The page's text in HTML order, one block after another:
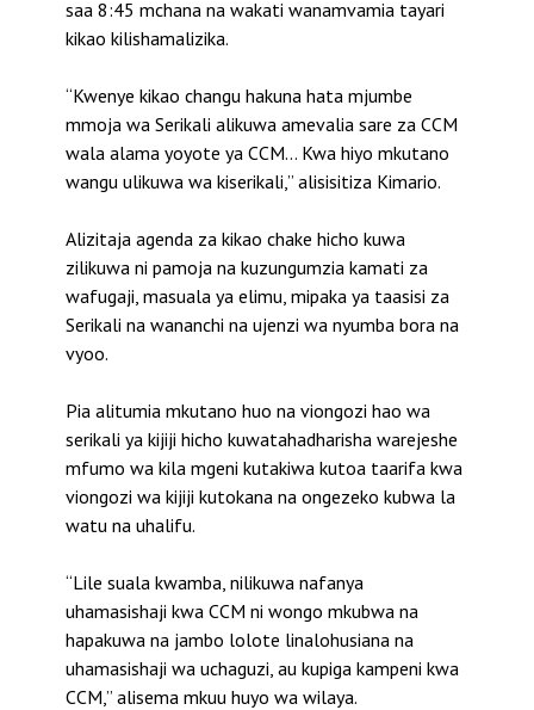
saa 8:45 mchana na wakati wanamvamia tayari
kikao kilishamalizika.
“Kwenye kikao changu hakuna hata mjumbe
mmoja wa Serikali alikuwa amevalia sare za CCM
wala alama yoyote ya CCM… Kwa hiyo mkutano
wangu ulikuwa wa kiserikali,” alisisitiza Kimario.
Alizitaja agenda za kikao chake hicho kuwa
zilikuwa ni pamoja na kuzungumzia kamati za
wafugaji, masuala ya elimu, mipaka ya taasisi za
Serikali na wananchi na ujenzi wa nyumba bora na
vyoo.
Pia alitumia mkutano huo na viongozi hao wa
serikali ya kijiji hicho kuwatahadharisha warejeshe
mfumo wa kila mgeni kutakiwa kutoa taarifa kwa
viongozi wa kijiji kutokana na ongezeko kubwa la
watu na uhalifu.
“Lile suala kwamba, nilikuwa nafanya
uhamasishaji kwa CCM ni wongo mkubwa na
hapakuwa na jambo lolote linalohusiana na
uhamasishaji wa uchaguzi, au kupiga kampeni kwa
CCM,” alisema mkuu huyo wa wilaya.